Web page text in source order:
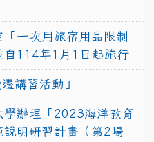
一次用旅宿用品限制
自114年1月1日起施行
講習活動」
學辦理「2023海洋教育
明研習計畫（第2場